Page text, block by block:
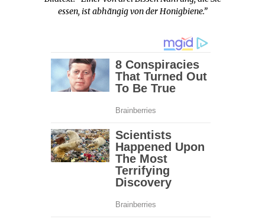
essen, ist abhängig von der Honigbiene.”